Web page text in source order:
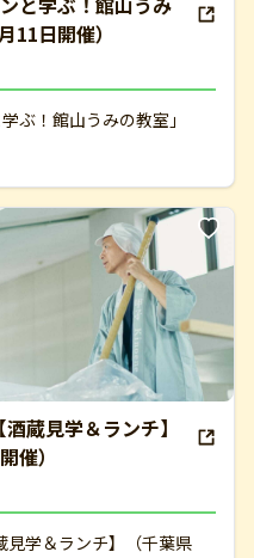
11日開催）
ぶ！館山うみの教室」
蔵見学＆ランチ】
催）
学＆ランチ】（千葉県